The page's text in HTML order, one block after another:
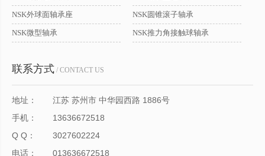
NSK外球面轴承座 NSK圆锥滚子轴承
NSK微型轴承 NSK推力角接触球轴承
联系方式 / CONTACT US
地址：
江苏 苏州市 中华园西路 1886号
手机：
13636672518
Q Q：
3027602224
电话：
013636672518